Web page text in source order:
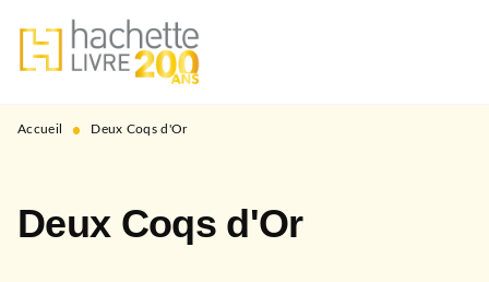
MENU RECHERCHE
PIED DE PAGE
Accueil • Deux Coqs d'Or
Deux Coqs d'Or